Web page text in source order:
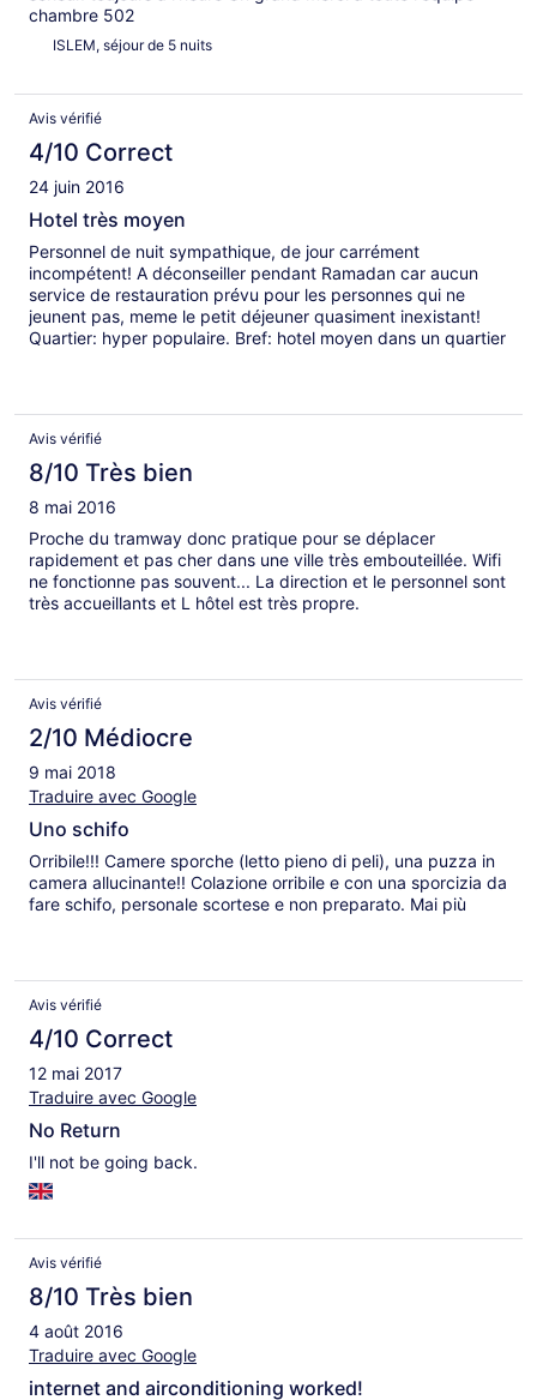
chambre 502
ISLEM, séjour de 5 nuits
Avis vérifié
4/10 Correct
24 juin 2016
Hotel très moyen
Personnel de nuit sympathique, de jour carrément
incompétent! A déconseiller pendant Ramadan car aucun
service de restauration prévu pour les personnes qui ne
jeunent pas, meme le petit déjeuner quasiment inexistant!
Quartier: hyper populaire. Bref: hotel moyen dans un quartier
Avis vérifié
8/10 Très bien
8 mai 2016
Proche du tramway donc pratique pour se déplacer
rapidement et pas cher dans une ville très embouteillée. Wifi
ne fonctionne pas souvent... La direction et le personnel sont
très accueillants et L hôtel est très propre.
Avis vérifié
2/10 Médiocre
9 mai 2018
Traduire avec Google
Uno schifo
Orribile!!! Camere sporche (letto pieno di peli), una puzza in
camera allucinante!! Colazione orribile e con una sporcizia da
fare schifo, personale scortese e non preparato. Mai più
Avis vérifié
4/10 Correct
12 mai 2017
Traduire avec Google
No Return
I'll not be going back.
Avis vérifié
8/10 Très bien
4 août 2016
Traduire avec Google
internet and airconditioning worked!